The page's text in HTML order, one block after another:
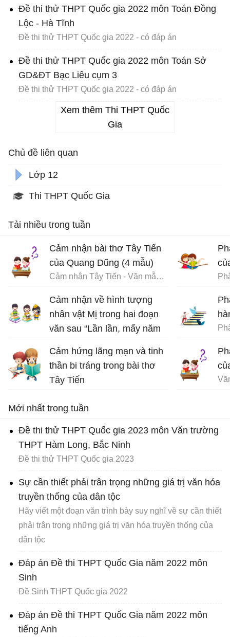
Đề thi thử THPT Quốc gia 2022 môn Toán Đồng
Lộc - Hà Tĩnh
Đề thi thử THPT Quốc gia 2022 - có đáp án
Đề thi thử THPT Quốc gia 2022 môn Toán Sở
GD&ĐT Bạc Liêu cụm 3
Đề thi thử THPT Quốc gia 2022 - có đáp án
Xem thêm Thi THPT Quốc
Gia
Chủ đề liên quan
Lớp 12
Thi THPT Quốc Gia
Tải nhiều trong tuần
Cảm nhận bài thơ Tây Tiến
của Quang Dũng (4 mẫu)
Cảm nhận Tây Tiến - Văn mẫu 12
Cảm nhận về hình tượng
nhân vật Mị trong hai đoạn
văn sau “Lần lần, mấy năm
ngay, chứ không buồn nhớ
lại nữa”
Văn mẫu 12
Cảm hứng lãng mạn và tinh
thần bi tráng trong bài thơ
Tây Tiến
Mới nhất trong tuần
Đề thi thử THPT Quốc gia 2023 môn Văn trường
THPT Hàm Long, Bắc Ninh
Đề thi thử THPT Quốc gia 2023
Sự cần thiết phải trân trọng những giá trị văn hóa
truyền thống của dân tộc
Hãy viết một đoạn văn trình bày suy nghĩ về sự cần thiết
phải trân trọng những giá trị văn hóa truyền thống của
dân tộc
Đáp án Đề thi THPT Quốc Gia năm 2022 môn
Sinh
Đề Sinh THPT Quốc gia 2022
Đáp án Đề thi THPT Quốc Gia năm 2022 môn
tiếng Anh